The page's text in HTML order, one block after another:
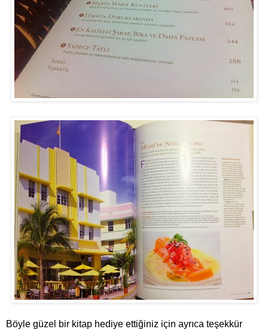
Böyle güzel bir kitap hediye ettiğiniz için ayrıca teşekkür